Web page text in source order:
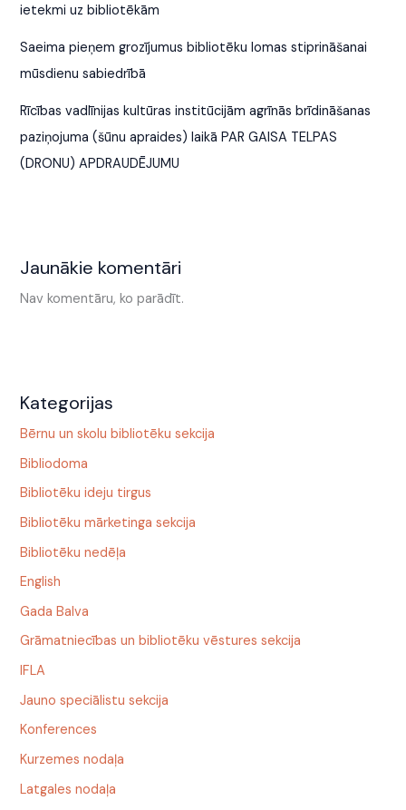
ietekmi uz bibliotēkām
Saeima pieņem grozījumus bibliotēku lomas stiprināšanai
mūsdienu sabiedrībā
Rīcības vadlīnijas kultūras institūcijām agrīnās brīdināšanas
paziņojuma (šūnu apraides) laikā PAR GAISA TELPAS
(DRONU) APDRAUDĒJUMU
Jaunākie komentāri
Nav komentāru, ko parādīt.
Kategorijas
Bērnu un skolu bibliotēku sekcija
Bibliodoma
Bibliotēku ideju tirgus
Bibliotēku mārketinga sekcija
Bibliotēku nedēļa
English
Gada Balva
Grāmatniecības un bibliotēku vēstures sekcija
IFLA
Jauno speciālistu sekcija
Konferences
Kurzemes nodaļa
Latgales nodaļa